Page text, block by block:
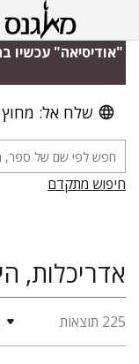
"אודיסיאה" עכשיו
שלח אל:
חיפוש מתקדם
225 תוצאות